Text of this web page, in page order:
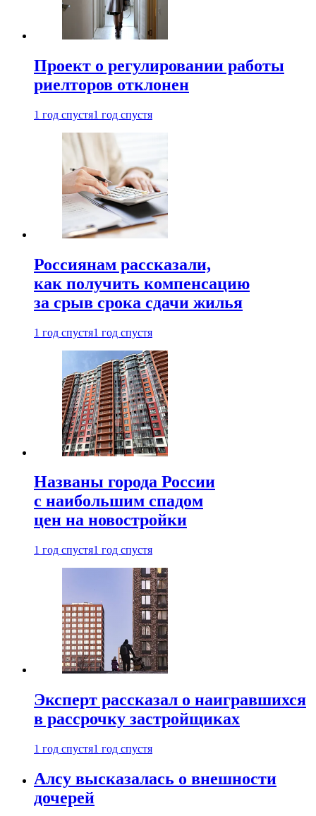
Проект о регулировании работы
риелторов отклонен
1 год спустя1 год спустя
Россиянам рассказали,
как получить компенсацию
за срыв срока сдачи жилья
1 год спустя1 год спустя
Названы города России
с наибольшим спадом
цен на новостройки
1 год спустя1 год спустя
Эксперт рассказал о наигравшихся
в рассрочку застройщиках
1 год спустя1 год спустя
Алсу высказалась о внешности
дочерей